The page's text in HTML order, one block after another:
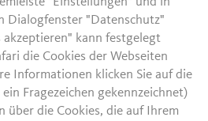
Dialogfenster "Datenschutz"
kann festgelegt
die Cookies der Webseiten
Informationen klicken Sie auf die
Fragezeichen gekennzeichnet)
über die Cookies, die auf Ihrem